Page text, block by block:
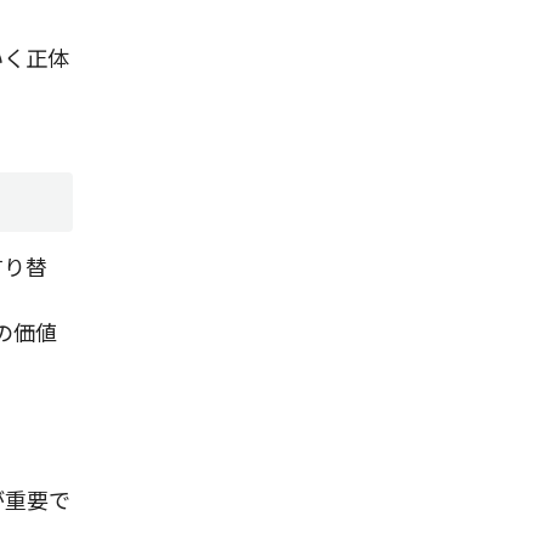
正体
替
価値
要で